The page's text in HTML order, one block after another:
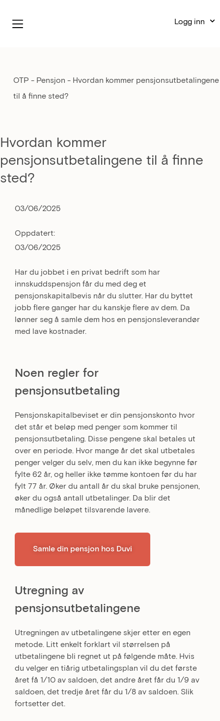
Logg inn
OTP - Pensjon - Hvordan kommer pensjonsutbetalingene
til å finne sted?
Hvordan kommer
pensjonsutbetalingene til å finne
sted?
03/06/2025
Oppdatert:
03/06/2025
Har du jobbet i en privat bedrift som har
innskuddspensjon får du med deg et
pensjonskapitalbevis når du slutter. Har du byttet
jobb flere ganger har du kanskje flere av dem. Da
lønner seg å samle dem hos en pensjonsleverandør
med lave kostnader.
Noen regler for
pensjonsutbetaling
Pensjonskapitalbeviset er din pensjonskonto hvor
det står et beløp med penger som kommer til
pensjonsutbetaling. Disse pengene skal betales ut
over en periode. Hvor mange år det skal utbetales
penger velger du selv, men du kan ikke begynne før
fylte 62 år, og heller ikke tømme kontoen før du har
fylt 77 år. Øker du antall år du skal bruke pensjonen,
øker du også antall utbetalinger. Da blir det
månedlige beløpet tilsvarende lavere.
Samle din pensjon hos Duvi
Utregning av
pensjonsutbetalingene
Utregningen av utbetalingene skjer etter en egen
metode. Litt enkelt forklart vil størrelsen på
utbetalingene bli regnet ut på følgende måte. Hvis
du velger en tiårig utbetalingsplan vil du det første
året få 1/10 av saldoen, det andre året får du 1/9 av
saldoen, det tredje året får du 1/8 av saldoen. Slik
fortsetter det.